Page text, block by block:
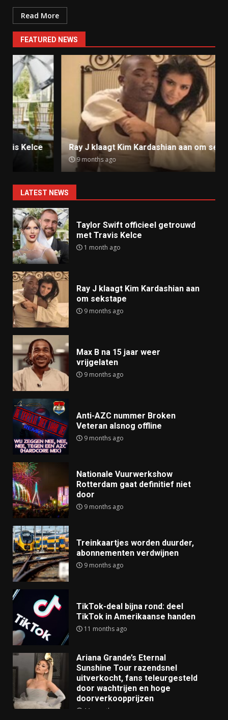
Read More
FEATURED NEWS
Ray J klaagt Kim Kardashian aan om sekstape
9 months ago
LATEST NEWS
Taylor Swift officieel getrouwd
met Travis Kelce
1 month ago
Ray J klaagt Kim Kardashian aan
om sekstape
9 months ago
Max B na 15 jaar weer
vrijgelaten
9 months ago
Anti-AZC nummer Broken
Veteran alsnog offline
9 months ago
Nationale Vuurwerkshow
Rotterdam gaat definitief niet
door
9 months ago
Treinkaartjes worden duurder,
abonnementen verdwijnen
9 months ago
TikTok-deal bijna rond: deel
TikTok in Amerikaanse handen
11 months ago
Ariana Grande’s Eternal
Sunshine Tour razendsnel
uitverkocht, fans teleurgesteld
door wachtrijen en hoge
doorverkoopprijzen
11 months ago